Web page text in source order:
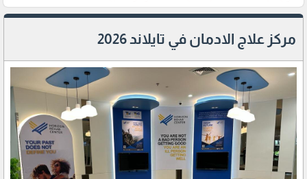
مركز علاج الادمان في تايلاند 2026